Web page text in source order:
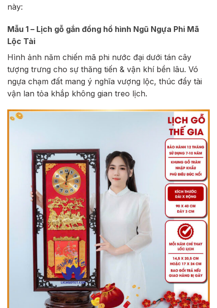
này:
Mẫu 1 – Lịch gỗ gắn đồng hồ hình Ngũ Ngựa Phi Mã
Lộc Tài
Hình ảnh năm chiến mã phi nước đại dưới tán cây
tượng trưng cho sự thăng tiến & vận khí bền lâu. Vó
ngựa chạm đất mang ý nghĩa vượng lộc, thúc đẩy tài
vận lan tỏa khắp không gian treo lịch.